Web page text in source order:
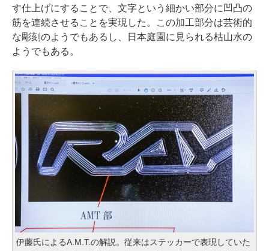
す仕上げにすることで、文字という細かい部分に凹凸の
筋を連続させることを実現した。この加工部分は芸術的
な彫刻のようでもあるし、日本庭園に見られる枯山水の
ようでもある。
伊藤氏によるA.M.T.の解説。従来はステッカーで表現していた